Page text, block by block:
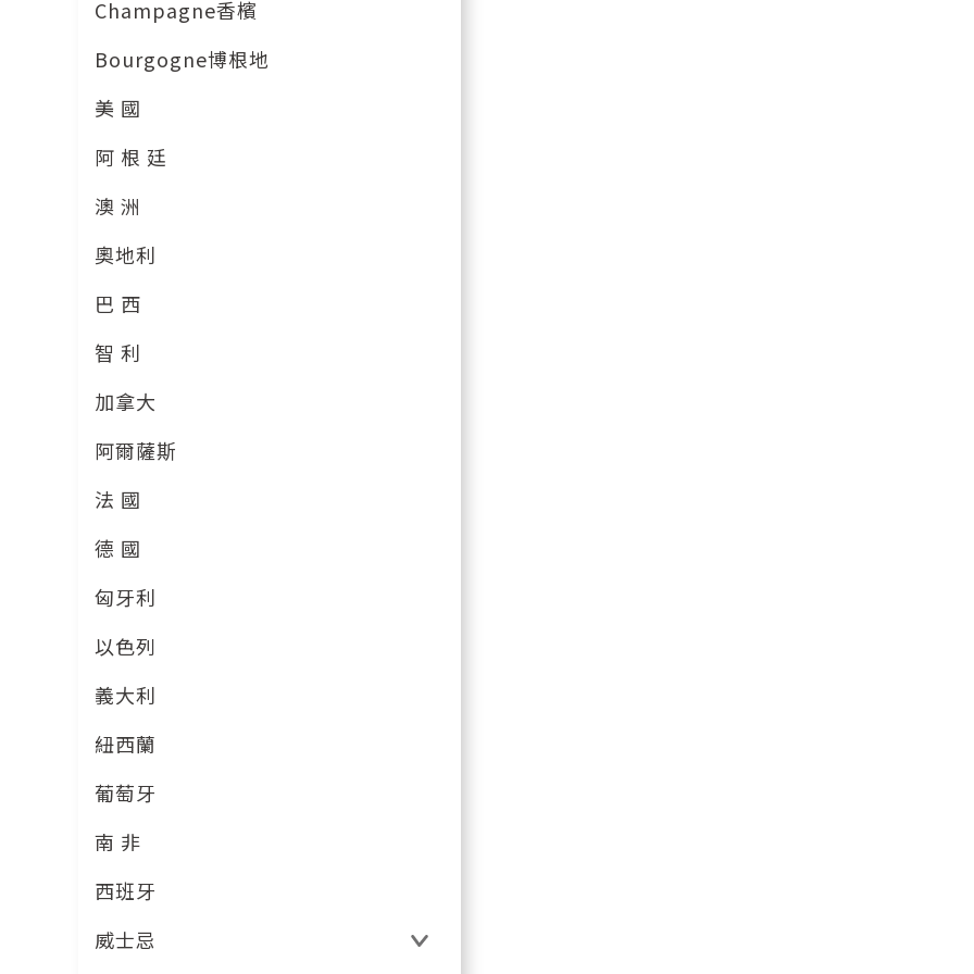
Champagne香檳
Bourgogne博根地
美 國
阿 根 廷
澳 洲
奧地利
巴 西
智 利
加拿大
阿爾薩斯
法 國
德 國
匈牙利
以色列
義大利
紐西蘭
葡萄牙
南 非
西班牙
威士忌